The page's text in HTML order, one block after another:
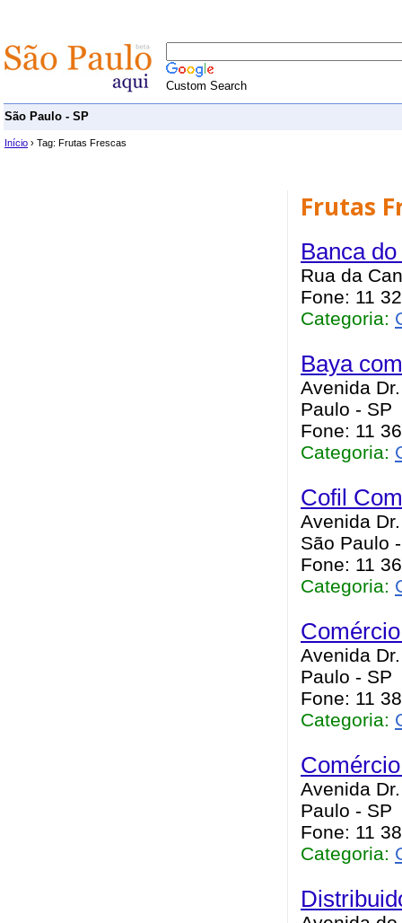
Custom Search
São Paulo - SP
Início › Tag: Frutas Frescas
Frutas
Banca
Rua da
Fone: 11
Categoria:
Baya
Avenida
Paulo - SP
Fone: 11
Categoria:
Cofil
Avenida
São Paulo
Fone: 11
Categoria:
Avenida
Paulo - SP
Fone: 11
Categoria:
Avenida
Paulo - SP
Fone: 11
Categoria: